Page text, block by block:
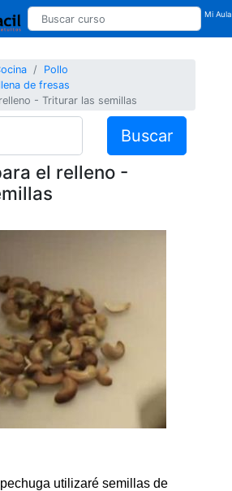
Mi
Pollo
de fresas
- Triturar las semillas
Buscar
el relleno -
utilizaré semillas de